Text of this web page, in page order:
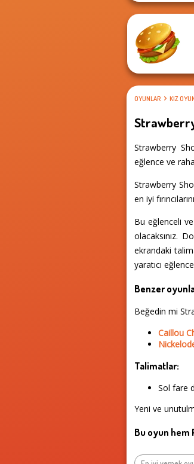
OYUNLAR KIZ
Strawberry
eğlence ve
Strawberry
en iyi
Bu eğlenceli
olacaksınız.
ekrandaki
yaratıcı
Benzer
Beğedin mi
Caillou
Talimatlar:
Sol fare
Yeni ve
Bu oyun hem